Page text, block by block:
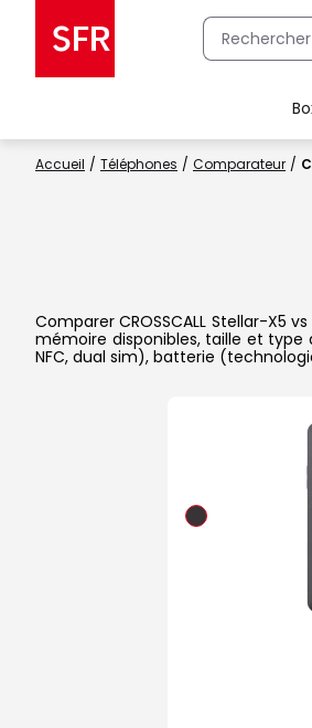
Accueil Téléphones Comparateur
Comparer CROSSCALL Stellar-X5
mémoire disponibles, taille et type
NFC, dual sim), batterie